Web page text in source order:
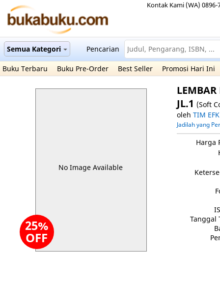
Kontak Kami (WA) 0896-
Semua Kategori Pencarian
Buku Terbaru Buku Pre-Order Best Seller Promosi Hari Ini
No Image Available
25%
OFF
JL.1 (Soft
oleh TIM EFK
Jadilah yang
Harga
Tanggal